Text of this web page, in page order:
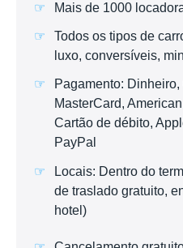
Mais de 1000
Todos os tipos de
luxo, conversíveis,
Pagamento:
MasterCard,
Cartão de débito,
PayPal
Locais: Dentro do
de traslado gratuito,
hotel)